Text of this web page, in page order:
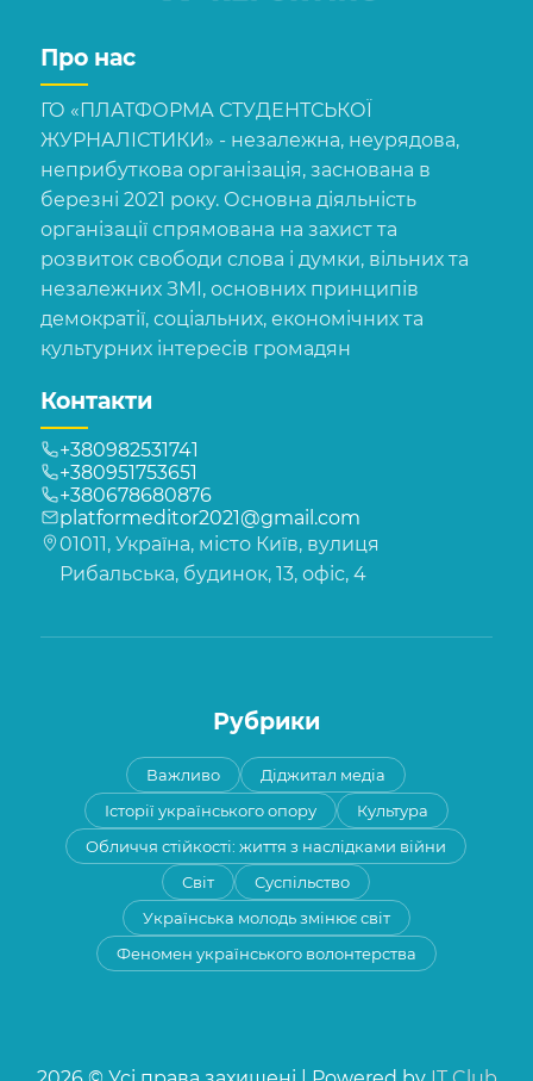
Про нас
ГО «ПЛАТФОРМА СТУДЕНТСЬКОЇ
ЖУРНАЛІСТИКИ» - незалежна, неурядова,
неприбуткова організація, заснована в
березні 2021 року. Основна діяльність
організації спрямована на захист та
розвиток свободи слова і думки, вільних та
незалежних ЗМІ, основних принципів
демократії, соціальних, економічних та
культурних інтересів громадян
Контакти
+380982531741
+380951753651
+380678680876
platformeditor2021@gmail.com
01011, Україна, місто Київ, вулиця
Рибальська, будинок, 13, офіс, 4
Рубрики
Важливо
Діджитал медіа
Історії українського опору
Культура
Обличчя стійкості: життя з наслідками війни
Світ
Суспільство
Українська молодь змінює світ
Феномен українського волонтерства